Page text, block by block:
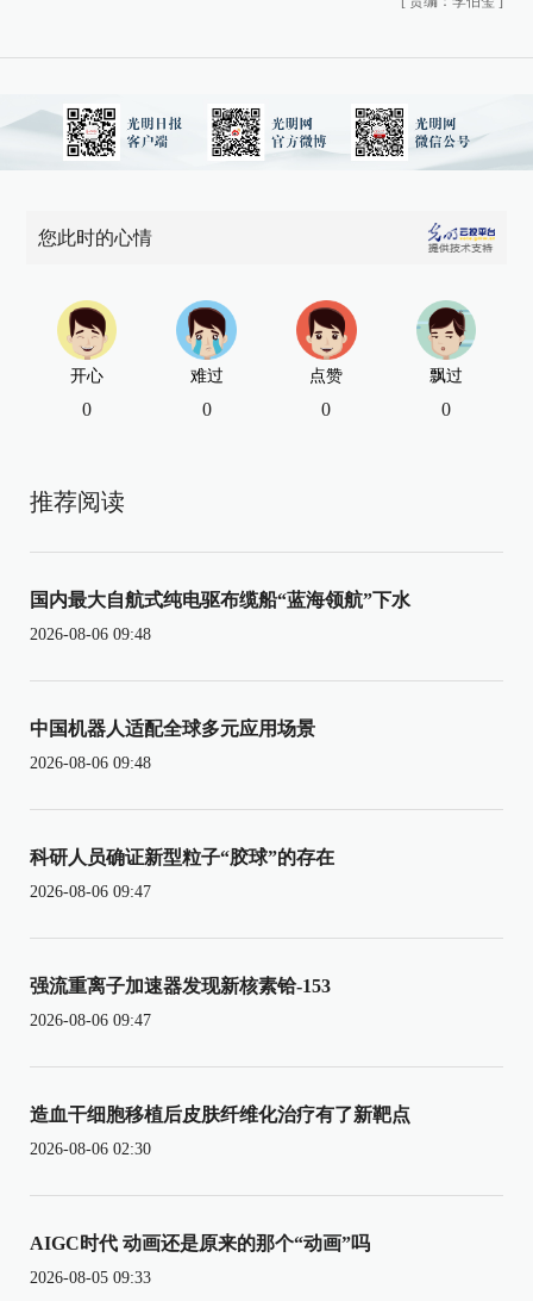
您此时的心情
开心
0
难过
0
点赞
0
飘过
0
推荐阅读
国内最大自航式纯电驱布缆船“蓝海领航”下水
2026-08-06 09:48
中国机器人适配全球多元应用场景
2026-08-06 09:48
科研人员确证新型粒子“胶球”的存在
2026-08-06 09:47
强流重离子加速器发现新核素铪-153
2026-08-06 09:47
造血干细胞移植后皮肤纤维化治疗有了新靶点
2026-08-06 02:30
AIGC时代 动画还是原来的那个“动画”吗
2026-08-05 09:33